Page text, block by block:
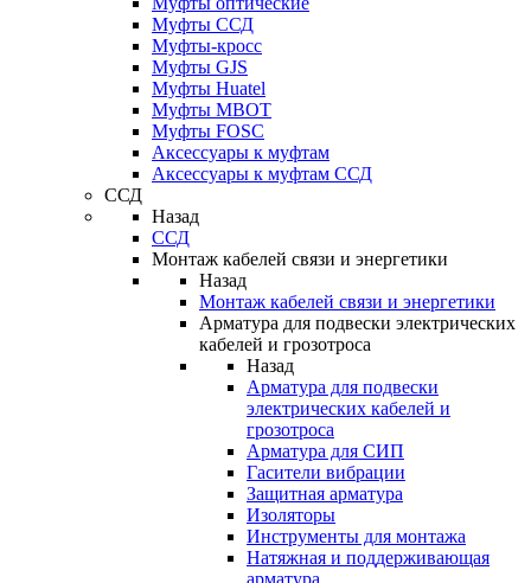
Муфты ССД
Муфты-кросс
Муфты GJS
Муфты Huatel
Муфты МВОТ
Муфты FOSC
Аксессуары к муфтам
Аксессуары к муфтам ССД
ССД
Назад
ССД
Монтаж кабелей связи и энергетики
Назад
Монтаж кабелей связи и энергетики
Арматура для подвески электрических
кабелей и грозотроса
Назад
Арматура для подвески
электрических кабелей и
грозотроса
Арматура для СИП
Гасители вибрации
Защитная арматура
Изоляторы
Инструменты для монтажа
Натяжная и поддерживающая
арматура